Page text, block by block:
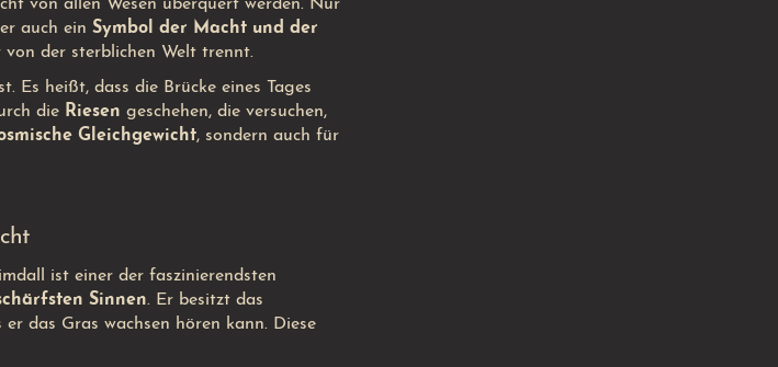
von allen Wesen überquert werden. Nur
auch ein Symbol der Macht und der
der sterblichen Welt trennt.
Es heißt, dass die Brücke eines Tages
die Riesen geschehen, die versuchen,
Gleichgewicht, sondern auch für
ist einer der faszinierendsten
Sinnen. Er besitzt das
er das Gras wachsen hören kann. Diese